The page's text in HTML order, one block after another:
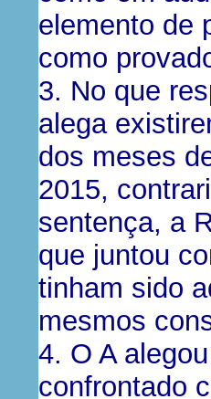
elemento de
como
3. No que
alega
dos meses
2015,
sentença, a
que juntou
tinham sido
mesmos
4. O A
confrontado